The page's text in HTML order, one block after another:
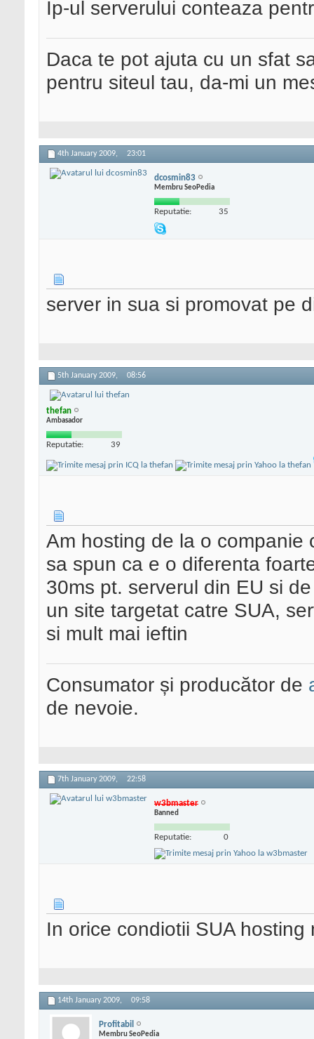
Ip-ul serverului conteaza
Daca te pot ajuta cu un sfat
pentru siteul tau, da-mi un
4th January 2009, 23:01
dcosmin83
Membru SeoPedia
Reputatie: 35
server in sua si promovat pe
5th January 2009, 08:56
thefan
Ambasador
Reputatie: 39
Am hosting de la o companie
sa spun ca e o diferenta
30ms pt. serverul din EU si
un site targetat catre SUA,
si mult mai ieftin
Consumator și producător de
de nevoie.
7th January 2009, 22:58
w3bmaster
Banned
Reputatie: 0
In orice condiotii SUA
14th January 2009, 09:58
Profitabil
Membru SeoPedia